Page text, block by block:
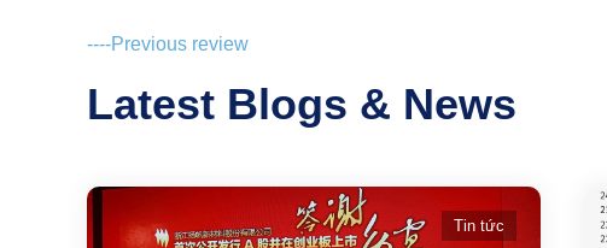
----Previous review
Latest Blogs & News
Tin tức